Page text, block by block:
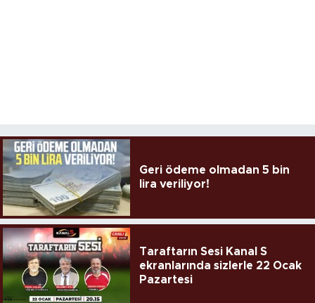
Geri ödeme olmadan 5 bin
lira veriliyor!
Taraftarın Sesi Kanal S
ekranlarında sizlerle 22 Ocak
Pazartesi